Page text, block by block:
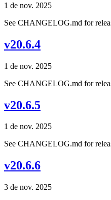
1 de nov. 2025
See CHANGELOG.md for
v20.6.4
1 de nov. 2025
See CHANGELOG.md for
v20.6.5
1 de nov. 2025
See CHANGELOG.md for
v20.6.6
3 de nov. 2025